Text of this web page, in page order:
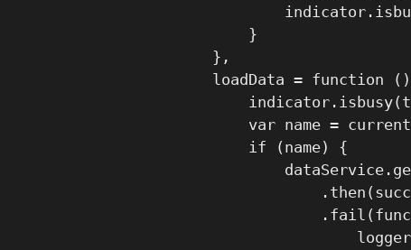
                }
            },
loadData = function
var name =
                if (name) {